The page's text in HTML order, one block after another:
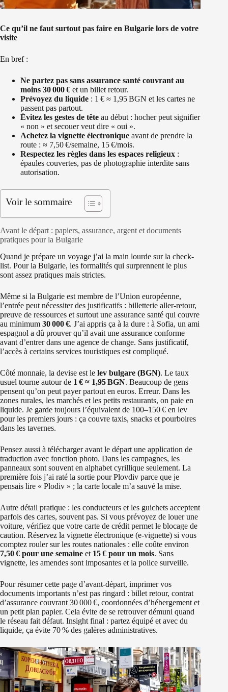
Ce qu’il ne faut surtout pas faire en Bulgarie lors de votre
visite
En bref :
Ne partez pas sans assurance santé couvrant au
moins 30 000 € et un billet retour.
Prévoyez du liquide : 1 € ≈ 1,95 BGN et les cartes ne
passent pas partout.
Évitez les gestes de tête au début : hocher peut signifier
« non » et secouer veut dire « oui ».
Achetez la vignette électronique avant de prendre la
route : ≈ 7,50 €/semaine, 15 €/mois.
Respectez les règles dans les espaces religieux :
épaules couvertes, pas de photographie interdite sans
autorisation.
Voir le sommaire
Avant le départ : papiers, assurance, argent et documents
pratiques pour la Bulgarie
Quand je prépare un voyage j’ai la main lourde sur la check-
list. Pour la Bulgarie, les formalités qui surprennent le plus
sont assez pratiques mais strictes.
Même si la Bulgarie est membre de l’Union européenne,
l’entrée peut nécessiter des justificatifs : billetterie aller‑retour,
preuve de ressources et surtout une assurance santé qui couvre
au minimum 30 000 €. J’ai appris ça à la dure : à Sofia, un ami
espagnol a dû prouver qu’il avait une assurance conforme
avant d’entrer dans une agence de change. Sans justificatif,
l’accès à certains services touristiques est compliqué.
Côté monnaie, la devise est le lev bulgare (BGN). Le taux
usuel tourne autour de 1 € ≈ 1,95 BGN. Beaucoup de gens
pensent qu’on peut payer partout en euros. Erreur. Dans les
zones rurales, les marchés et les petits restaurants, on paie en
liquide. Je garde toujours l’équivalent de 100–150 € en lev
pour les premiers jours : ça couvre taxis, snacks et pourboires
dans les tavernes.
Pensez aussi à télécharger avant le départ une application de
traduction avec fonction photo. Dans les campagnes, les
panneaux sont souvent en alphabet cyrillique seulement. La
première fois j’ai raté la sortie pour Plovdiv parce que je
pensais lire « Plodiv » ; la carte locale m’a sauvé la mise.
Autre détail pratique : les conducteurs et les guichets acceptent
parfois des cartes, souvent pas. Si vous prévoyez de louer une
voiture, vérifiez que votre carte de crédit permet le blocage de
caution. Réservez la vignette électronique (e‑vignette) si vous
comptez rouler sur les routes nationales : elle coûte environ
7,50 € pour une semaine et 15 € pour un mois. Sans
vignette, les amendes sont imposantes et la police surveille.
Pour résumer cette page d’avant‑départ, imprimer vos
documents importants n’est pas ringard : billet retour, contrat
d’assurance couvrant 30 000 €, coordonnées d’hébergement et
un petit plan papier. Cela évite de se retrouver démuni quand
le réseau fait défaut. Insight final : partez équipé et avec du
liquide, ça évite 70 % des galères administratives.